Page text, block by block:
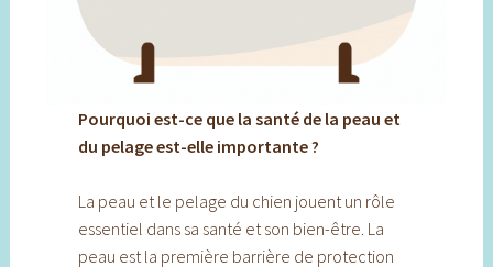
Pourquoi est-ce que la santé de la peau et
du pelage est-elle importante ?
La peau et le pelage du chien jouent un rôle
essentiel dans sa santé et son bien-être. La
peau est la première barrière de protection